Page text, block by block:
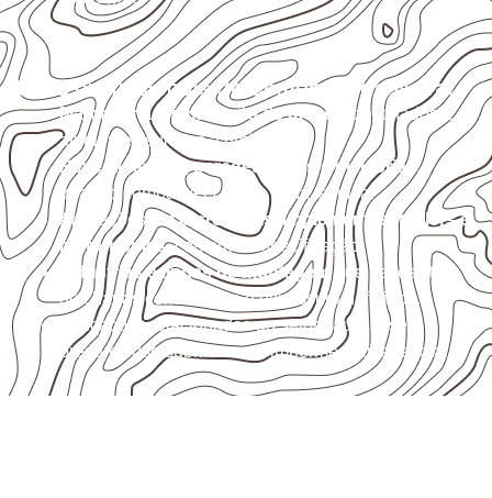
Usos profissionais do Compensado Naval
Marcenaria e fabricação de móveis
destinados a
ambientes sujeitos à umidade.
Revestimentos, paredes, pisos e divisórias ,
quando compatíveis com a ficha técnica.
Aplicações emcarrocerias, implementos, trailers e
motorhomes, conforme especificação.
Indústrias e linhas de montagem que necessitam
de chapas com formato e espessura definidos.
Aplicações relacionadas ao setor náutico, sem
presumir uso submerso ou impermeabilidade total.